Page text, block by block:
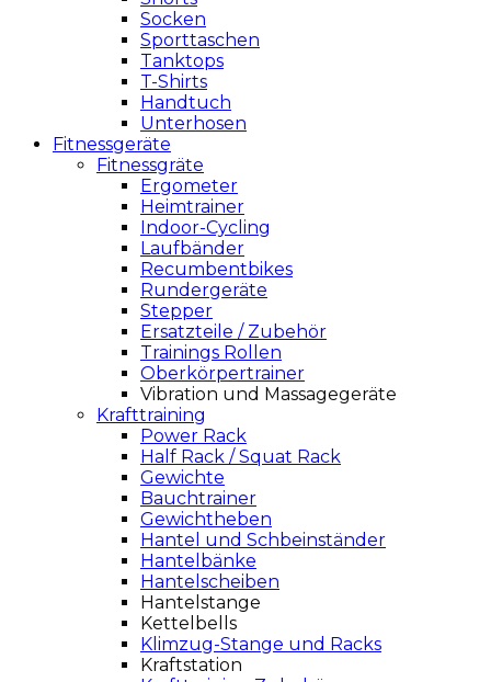
Socken
Sporttaschen
Tanktops
T-Shirts
Handtuch
Unterhosen
Fitnessgeräte
Fitnessgräte
Ergometer
Heimtrainer
Indoor-Cycling
Laufbänder
Recumbentbikes
Rundergeräte
Stepper
Ersatzteile / Zubehör
Trainings Rollen
Oberkörpertrainer
Vibration und Massagegeräte
Krafttraining
Power Rack
Half Rack / Squat Rack
Gewichte
Bauchtrainer
Gewichtheben
Hantel und Schbeinständer
Hantelbänke
Hantelscheiben
Hantelstange
Kettelbells
Klimzug-Stange und Racks
Kraftstation